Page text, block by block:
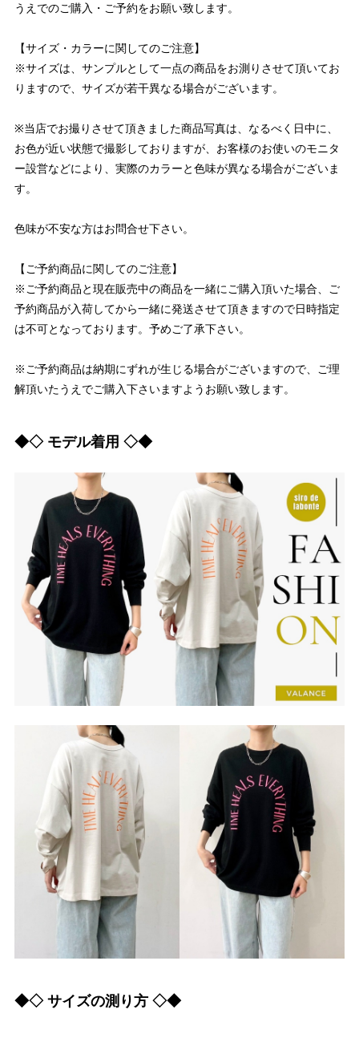
うえでのご購入・ご予約をお願い致します。
【サイズ・カラーに関してのご注意】
※サイズは、サンプルとして一点の商品をお測りさせて頂いてお
りますので、サイズが若干異なる場合がございます。
※当店でお撮りさせて頂きました商品写真は、なるべく日中に、
お色が近い状態で撮影しておりますが、お客様のお使いのモニタ
ー設営などにより、実際のカラーと色味が異なる場合がございま
す。
色味が不安な方はお問合せ下さい。
【ご予約商品に関してのご注意】
※ご予約商品と現在販売中の商品を一緒にご購入頂いた場合、ご
予約商品が入荷してから一緒に発送させて頂きますので日時指定
は不可となっております。予めご了承下さい。
※ご予約商品は納期にずれが生じる場合がございますので、ご理
解頂いたうえでご購入下さいますようお願い致します。
◆◇ モデル着用 ◇◆
◆◇ サイズの測り方 ◇◆